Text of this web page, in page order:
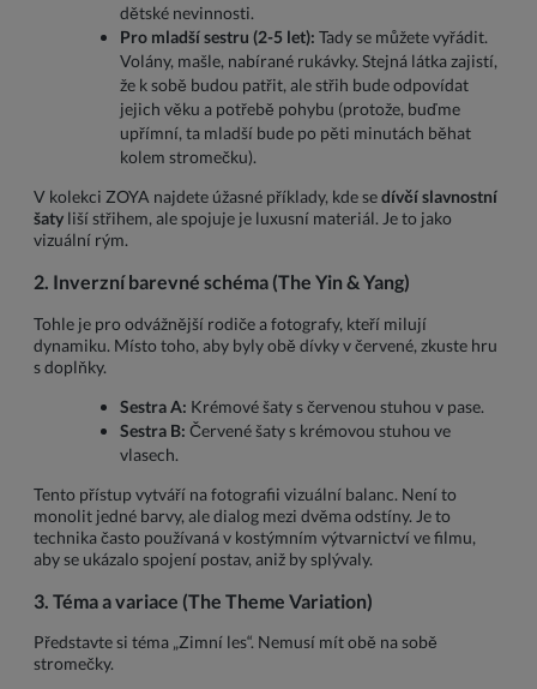
dětské nevinnosti.
Pro mladší sestru (2-5 let): Tady se můžete vyřádit.
Volány, mašle, nabírané rukávky. Stejná látka zajistí,
že k sobě budou patřit, ale střih bude odpovídat
jejich věku a potřebě pohybu (protože, buďme
upřímní, ta mladší bude po pěti minutách běhat
kolem stromečku).
V kolekci ZOYA najdete úžasné příklady, kde sedívčí slavnostní
šaty liší střihem, ale spojuje je luxusní materiál. Je to jako
vizuální rým.
2. Inverzní barevné schéma (The Yin & Yang)
Tohle je pro odvážnější rodiče a fotografy, kteří milují
dynamiku. Místo toho, aby byly obě dívky v červené, zkuste hru
s doplňky.
Sestra A: Krémové šaty s červenou stuhou v pase.
Sestra B: Červené šaty s krémovou stuhou ve
vlasech.
Tento přístup vytváří na fotografii vizuální balanc. Není to
monolit jedné barvy, ale dialog mezi dvěma odstíny. Je to
technika často používaná v kostýmním výtvarnictví ve filmu,
aby se ukázalo spojení postav, aniž by splývaly.
3. Téma a variace (The Theme Variation)
Představte si téma „Zimní les“. Nemusí mít obě na sobě
stromečky.